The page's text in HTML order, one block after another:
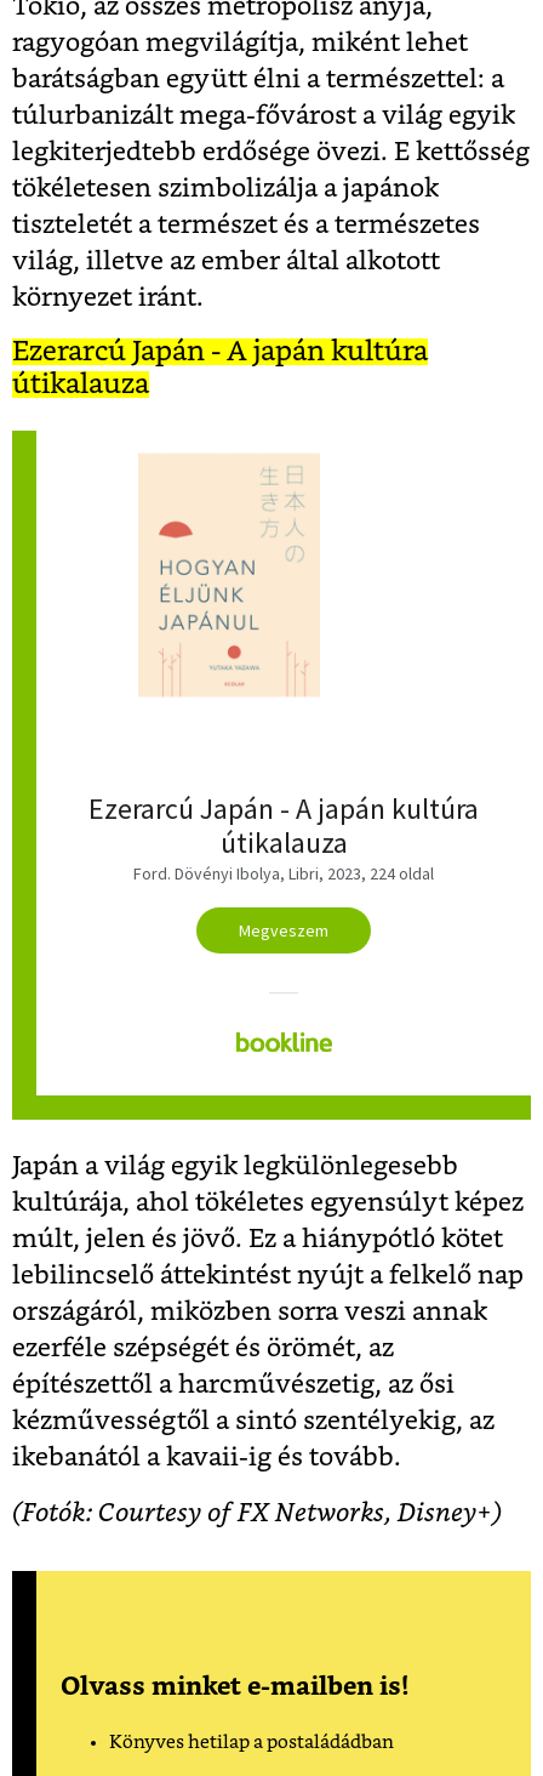
Tokió, az összes metropolisz anyja,
ragyogóan megvilágítja, miként lehet
barátságban együtt élni a természettel: a
túlurbanizált mega-fővárost a világ egyik
legkiterjedtebb erdősége övezi. E kettősség
tökéletesen szimbolizálja a japánok
tiszteletét a természet és a természetes
világ, illetve az ember által alkotott
környezet iránt.
Ezerarcú Japán - A japán kultúra
útikalauza
Ezerarcú Japán - A japán kultúra
útikalauza
Ford. Dövényi Ibolya, Libri, 2023, 224 oldal
Megveszem
Japán a világ egyik legkülönlegesebb
kultúrája, ahol tökéletes egyensúlyt képez
múlt, jelen és jövő. Ez a hiánypótló kötet
lebilincselő áttekintést nyújt a felkelő nap
országáról, miközben sorra veszi annak
ezerféle szépségét és örömét, az
építészettől a harcművészetig, az ősi
kézművességtől a sintó szentélyekig, az
ikebanától a kavaii-ig és tovább.
(Fotók: Courtesy of FX Networks, Disney+)
Olvass minket e-mailben is!
Könyves hetilap a postaládádban